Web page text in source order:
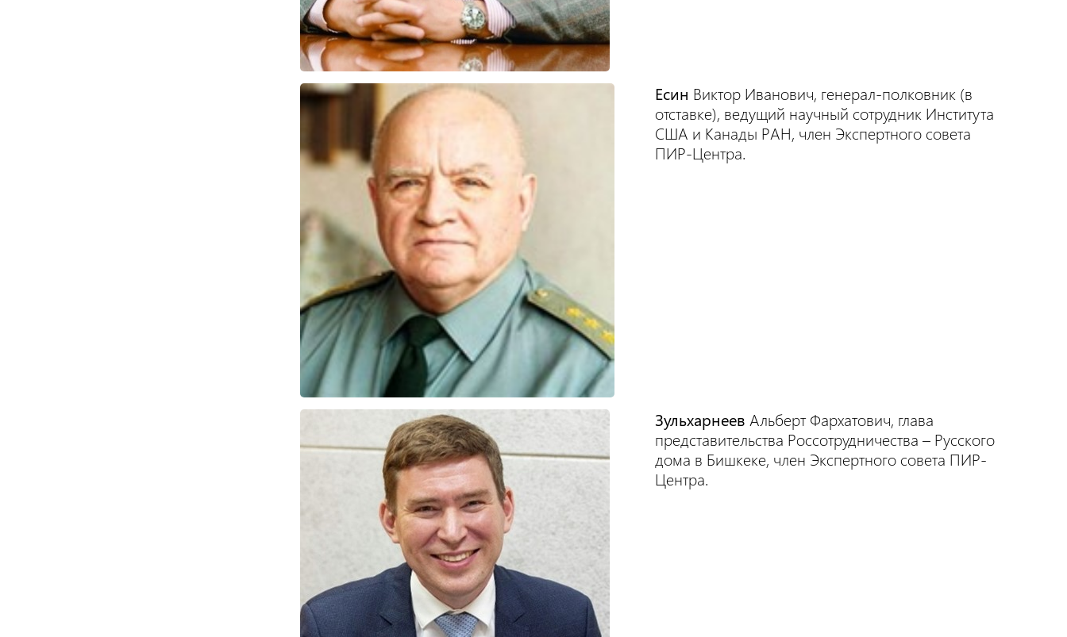
Есин Виктор Иванович, генерал-полковник (в
отставке), ведущий научный сотрудник Института
США и Канады РАН, член Экспертного совета
ПИР-Центра.
Зульхарнеев Альберт Фархатович, глава
представительства Россотрудничества – Русского
дома в Бишкеке, член Экспертного совета ПИР-
Центра.